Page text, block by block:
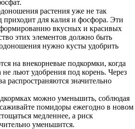
растения уже не так
приходит для калия и фосфора. Эти
вкусных и красивых
этих элементов должно быть
нужно кусты удобрить
на внекорневые подкормки, когда
льют удобрения под корень. Через
распространяются значительно
можно уменьшить, соблюдая
помидоры ежегодно в новом
медленнее, а риск
уменьшится.